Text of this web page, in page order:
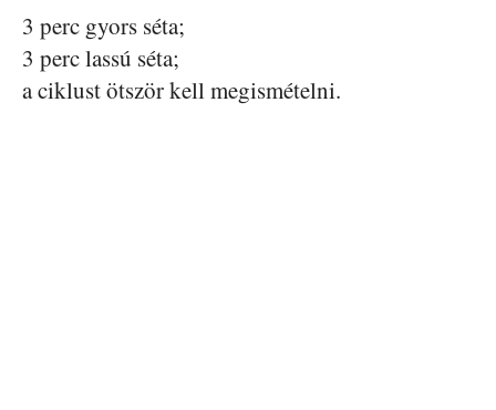
3 perc gyors séta;
3 perc lassú séta;
a ciklust ötször kell megismételni.